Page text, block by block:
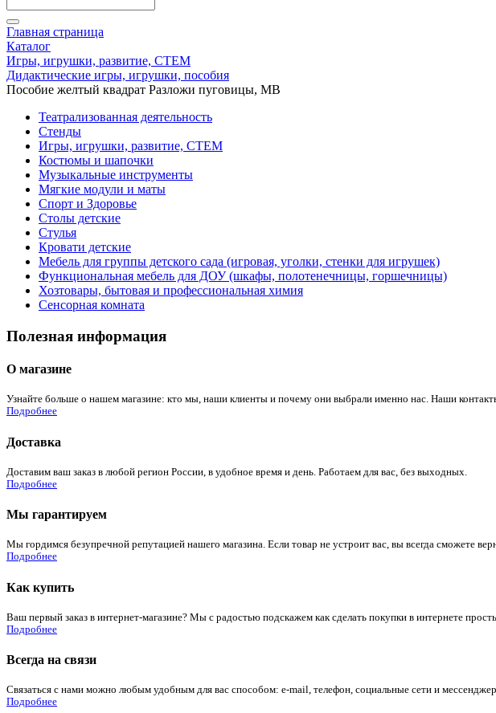
Главная страница
Каталог
Игры, игрушки, развитие, СТЕМ
Дидактические игры, игрушки, пособия
Пособие желтый квадрат Разложи пуговицы, МВ
Театрализованная деятельность
Стенды
Игры, игрушки, развитие, СТЕМ
Костюмы и шапочки
Музыкальные инструменты
Мягкие модули и маты
Спорт и Здоровье
Столы детские
Стулья
Кровати детские
Мебель для группы детского сада (игровая, уголки, стенки для игрушек)
Функциональная мебель для ДОУ (шкафы, полотенечницы, горшечницы)
Хозтовары, бытовая и профессиональная химия
Сенсорная комната
Полезная информация
О магазине
Узнайте больше о нашем магазине: кто мы, наши клиенты и почему они выбрали именно нас. Наши
Подробнее
Доставка
Доставим ваш заказ в любой регион России, в удобное время и день. Работаем для вас, без выходных.
Подробнее
Мы гарантируем
Мы гордимся безупречной репутацией нашего магазина. Если товар не устроит вас, вы всегда сможете
Подробнее
Как купить
Ваш первый заказ в интернет-магазине? Мы с радостью подскажем как сделать покупки в интернете
Подробнее
Всегда на связи
Связаться с нами можно любым удобным для вас способом: e-mail, телефон, социальные сети и
Подробнее